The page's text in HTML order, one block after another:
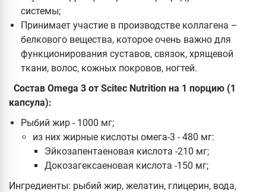
системы;
Принимает участие в производстве коллагена –
белкового вещества, которое очень важно для
функционирования суставов, связок, хрящевой
ткани, волос, кожных покровов, ногтей.
Состав Omega 3 от Scitec Nutrition на 1 порцию (1
капсула):
Рыбий жир - 1000 мг;
из них жирные кислоты омега-3 - 480 мг:
Эйкозапентаеновая кислота -210 мг;
Докозагексаеновая кислота -150 мг;
Ингредиенты: рыбий жир, желатин, глицерин, вода,